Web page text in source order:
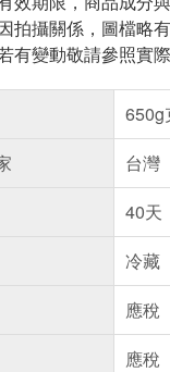
拍攝關係，圖檔略
有變動敬請參照實
650g
台灣
40天
冷藏
應稅
應稅